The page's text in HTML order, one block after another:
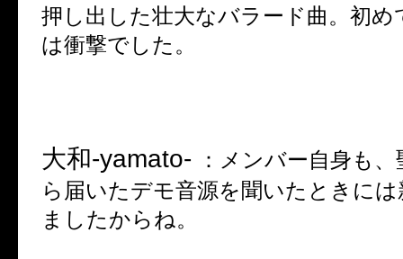
押し出した壮大なバラード曲。初め
は衝撃でした。
大和-yamato- ： メンバー自身も、
ら届いたデモ音源を聞いたときに
ましたからね。